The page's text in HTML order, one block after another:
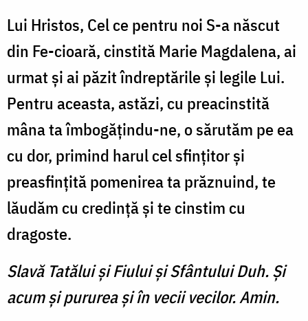
Lui Hristos, Cel ce pentru noi S-a născut
din Fe-cioară, cinstită Marie Magdalena, ai
urmat și ai păzit îndreptările și legile Lui.
Pentru aceasta, astăzi, cu preacinstită
mâna ta îmbogățindu-ne, o sărutăm pe ea
cu dor, primind harul cel sfințitor și
preasfințită pomenirea ta prăznuind, te
lăudăm cu credință și te cinstim cu
dragoste.
Slavă Tatălui şi Fiului şi Sfântului Duh. Şi
acum şi pururea şi în vecii vecilor. Amin.